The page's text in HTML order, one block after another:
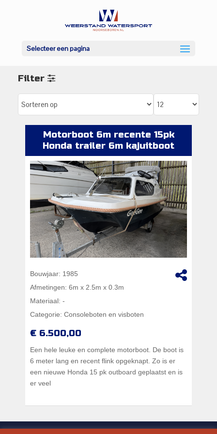
Selecteer een pagina
Filter
Motorboot 6m recente 15pk
Honda trailer 6m kajuitboot
Bouwjaar: 1985
Afmetingen:6m x 2.5m x 0.3m
Materiaal:-
Categorie:Consoleboten en visboten
€ 6.500,00
Een hele leuke en complete motorboot. De boot is
6 meter lang en recent flink opgeknapt. Zo is er
een nieuwe Honda 15 pk outboard geplaatst en is
er veel